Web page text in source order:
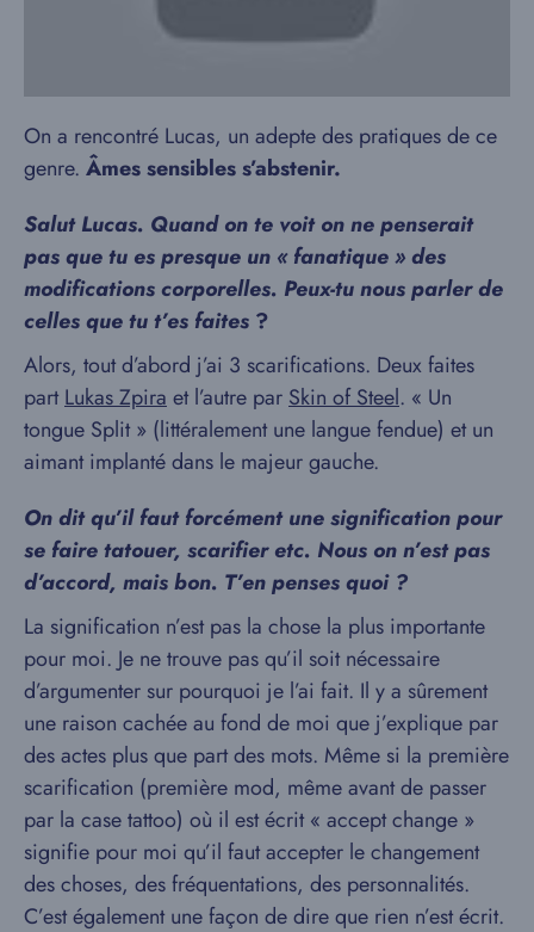
On a rencontré Lucas, un adepte des pratiques de ce
genre. Âmes sensibles s’abstenir.
Salut Lucas. Quand on te voit on ne penserait
pas que tu es presque un « fanatique » des
modifications corporelles. Peux-tu nous parler de
celles que tu t’es faites ?
Alors, tout d’abord j’ai 3 scarifications. Deux faites
partLukas Zpiraet l’autre parSkin of Steel. « Un
tongue Split » (littéralement une langue fendue) et un
aimant implanté dans le majeur gauche.
On dit qu’il faut forcément une signification pour
se faire tatouer, scarifier etc. Nous on n’est pas
d’accord, mais bon. T’en penses quoi ?
La signification n’est pas la chose la plus importante
pour moi. Je ne trouve pas qu’il soit nécessaire
d’argumenter sur pourquoi je l’ai fait. Il y a sûrement
une raison cachée au fond de moi que j’explique par
des actes plus que part des mots. Même si la première
scarification (première mod, même avant de passer
par la case tattoo) où il est écrit « accept change »
signifie pour moi qu’il faut accepter le changement
des choses, des fréquentations, des personnalités.
C’est également une façon de dire que rien n’est écrit.